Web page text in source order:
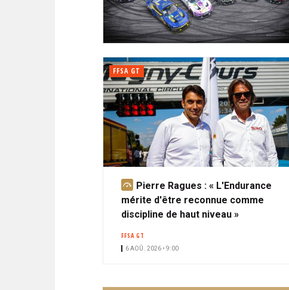
C
P
A
L
E
A
N
FFSA GT
A
b
o
Pierre Ragues : « L'Endurance
mérite d'être reconnue comme
discipline de haut niveau »
FFSA GT
6 AOÛ. 2026 • 9:00